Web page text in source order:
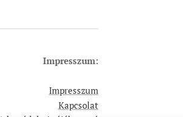
Impresszum:
Impresszum
Kapcsolat